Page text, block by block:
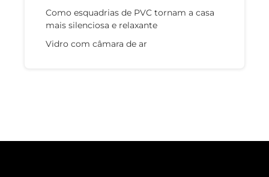
Como esquadrias de PVC tornam a casa
mais silenciosa e relaxante
Vidro com câmara de ar